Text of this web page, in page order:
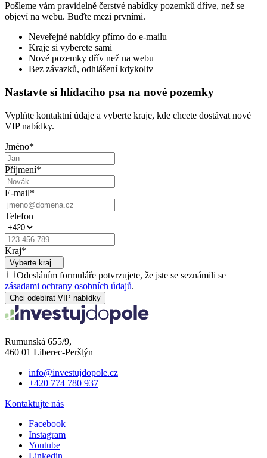
Pošleme vám pravidelně čerstvé nabídky pozemků dříve, než se
objeví na webu. Buďte mezi prvními.
Neveřejné nabídky přímo do e-mailu
Kraje si vyberete sami
Nové pozemky dřív než na webu
Bez závazků, odhlášení kdykoliv
Nastavte si hlídacího psa na nové pozemky
Vyplňte kontaktní údaje a vyberte kraje, kde chcete dostávat nové
VIP nabídky.
Jméno*
Příjmení*
E-mail*
Telefon
Kraj*
Vyberte kraj…
Odesláním formuláře potvrzujete, že jste se seznámili se
zásadami ochrany osobních údajů.
Chci odebírat VIP nabídky
Rumunská 655/9,
460 01 Liberec-Perštýn
info@investujdopole.cz
+420 774 780 937
Kontaktujte nás
Facebook
Instagram
Youtube
Linkedin